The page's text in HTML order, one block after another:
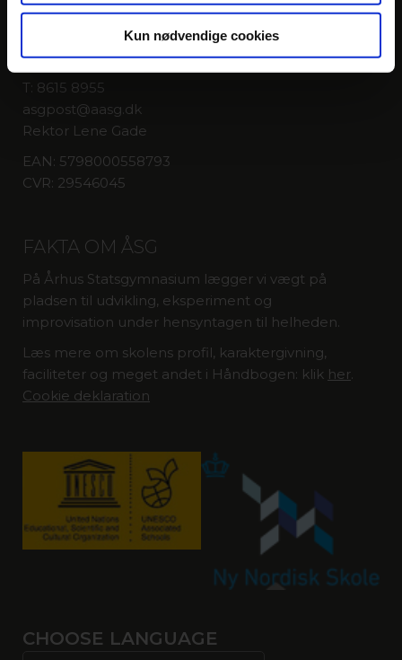
Kun nødvendige cookies
Århus Statsgymnasium
T: 8615 8955
asgpost@aasg.dk
Rektor Lene Gade
EAN: 5798000558793
CVR: 29546045
FAKTA OM ÅSG
På Århus Statsgymnasium lægger vi vægt på
pladsen til udvikling, eksperiment og
improvisation under hensyntagen til helheden.
Læs mere om skolens profil, karaktergivning,
faciliteter og meget andet i Håndbogen: klik her.
Cookie deklaration
CHOOSE LANGUAGE